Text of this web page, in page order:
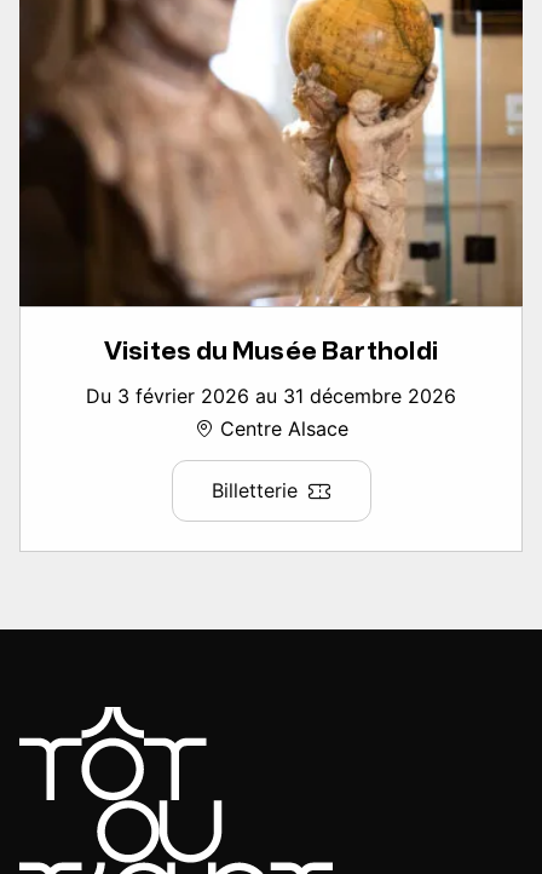
Visites du Musée Bartholdi
Du 3 février 2026 au 31 décembre 2026
Centre Alsace
Billetterie